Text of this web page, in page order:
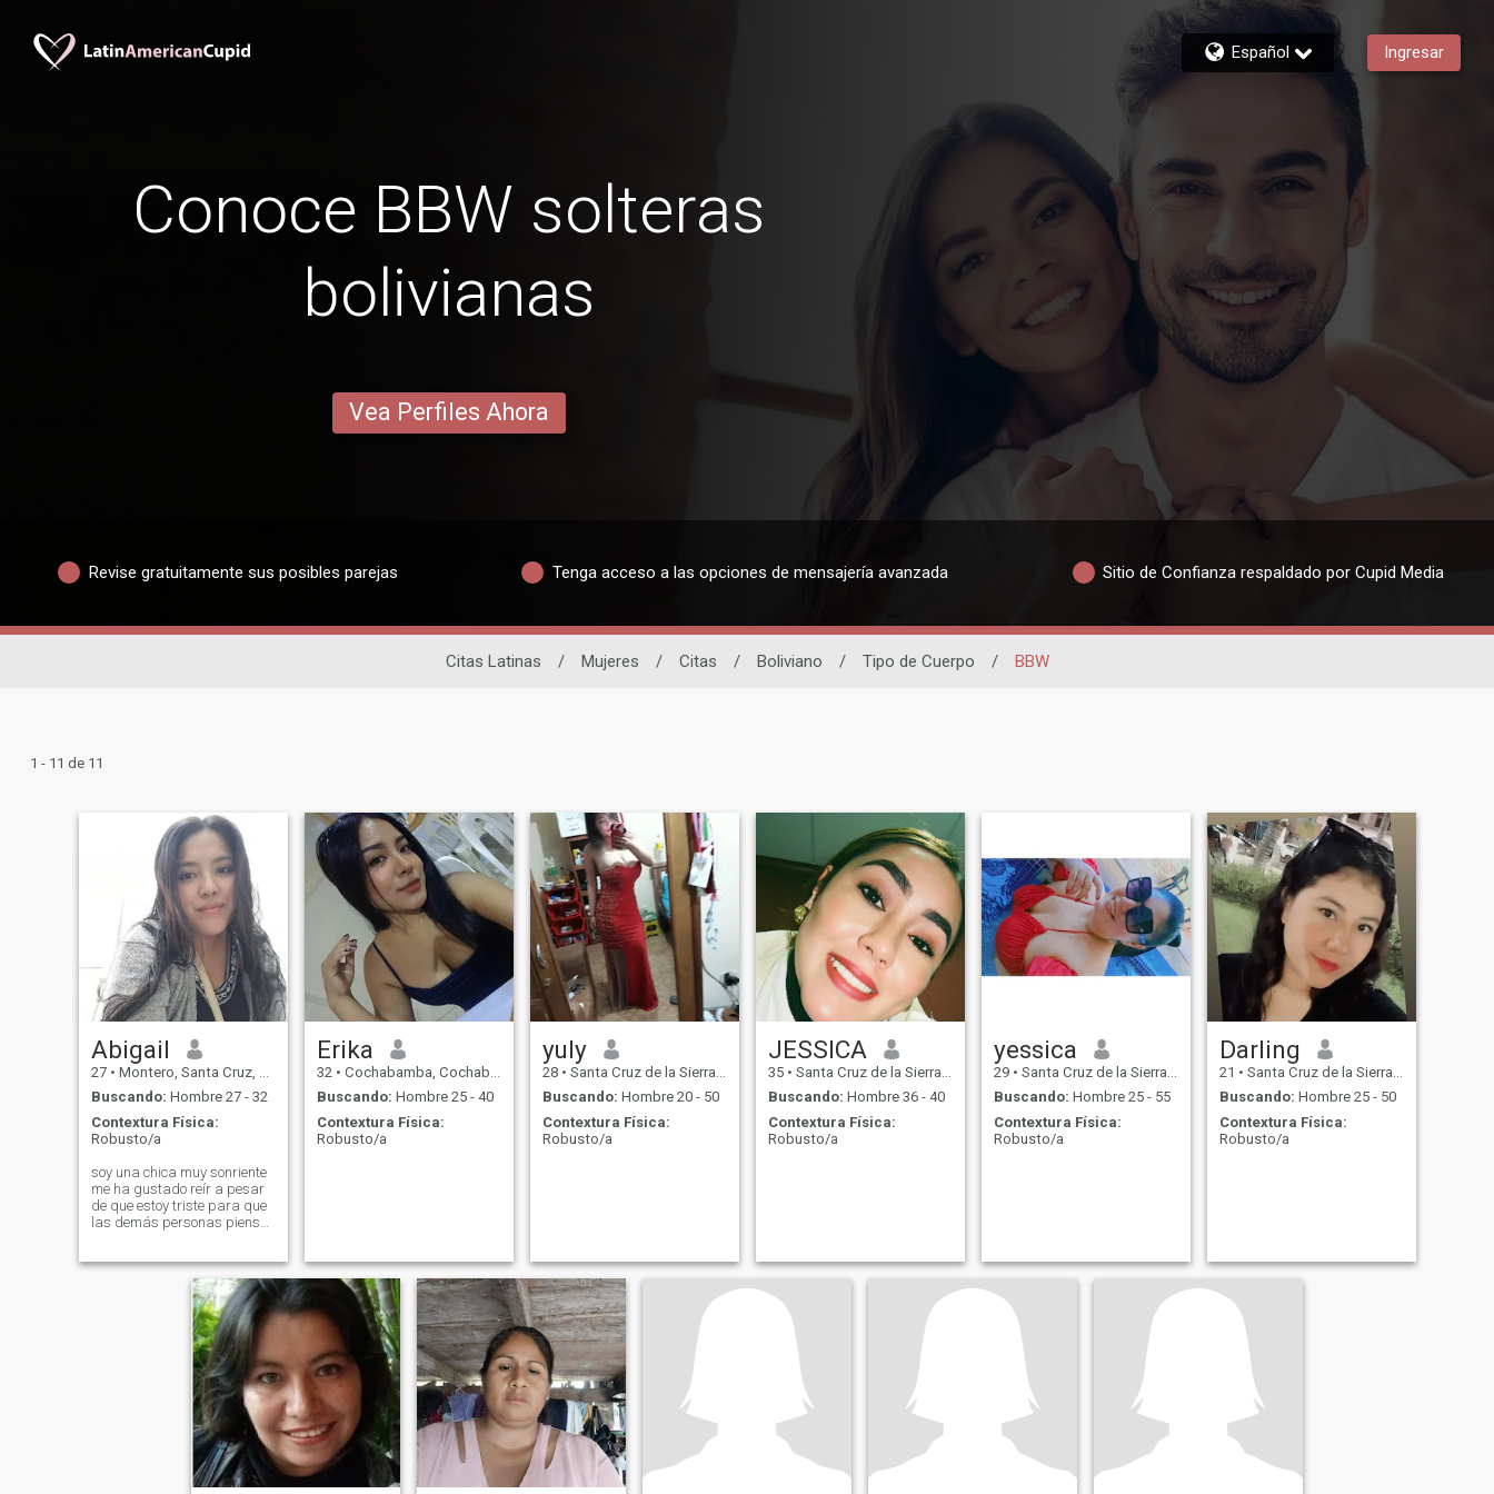
Español Ingresar
Conoce BBW solteras
bolivianas
Vea Perfiles Ahora
Revise gratuitamente sus posibles parejas Tenga acceso a las opciones de mensajería avanzada Sitio de Confianza respaldado por Cupid Media
Citas Latinas / Mujeres / Citas / Boliviano / Tipo de Cuerpo / BBW
1 - 11 de 11
Abigail
27 • Montero, Santa Cruz, Bolivia
Buscando: Hombre 27 - 32
Contextura Física:
Robusto/a
soy una chica muy sonriente
me ha gustado reír a pesar
de que estoy triste para que
las demás personas piensen
a la verdadera yo es como
que ven la portada del libro y
después deseo leerlos y
conozcan la verdadera
historia de alguien.
Erika
32 • Cochabamba, Cochabamba, Bolivia
Buscando: Hombre 25 - 40
Contextura Física:
Robusto/a
yuly
28 • Santa Cruz de la Sierra, Santa Cruz, Bolivia
Buscando: Hombre 20 - 50
Contextura Física:
Robusto/a
JESSICA
35 • Santa Cruz de la Sierra, Santa Cruz, Bolivia
Buscando: Hombre 36 - 40
Contextura Física:
Robusto/a
yessica
29 • Santa Cruz de la Sierra, Santa Cruz, Bolivia
Buscando: Hombre 25 - 55
Contextura Física:
Robusto/a
Darling
21 • Santa Cruz de la Sierra, Santa Cruz, Bolivia
Buscando: Hombre 25 - 50
Contextura Física:
Robusto/a